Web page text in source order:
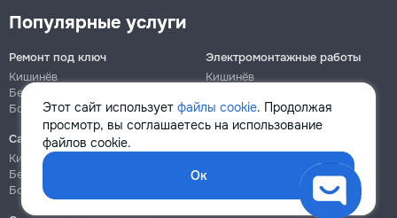
Этот сайт использует файлы cookie. Продолжая
просмотр, вы соглашаетесь на использование
файлов cookie.
Ок
Популярные услуги
Ремонт под ключ
Кишинёв
Бельцы
Ботаника
Электромонтажные работы
Кишинёв
Ботаника
Сантехнические работы
Кишинёв
Бельцы
Ботаника
Бельцы